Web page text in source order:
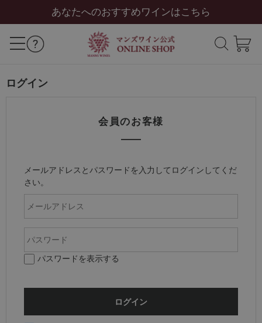
あなたへのおすすめワインはこちら
ログイン
会員のお客様
メールアドレスとパスワードを入力してログインしてくだ
さい。
パスワードを表示する